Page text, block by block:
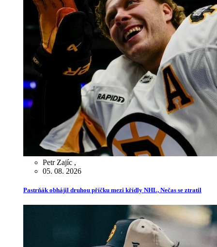
Petr Zajíc ,
05. 08. 2026
Pastrňák obhájil druhou příčku mezi křídly NHL, Nečas se ztratil